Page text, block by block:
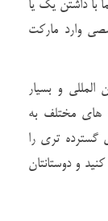
با داشتن یک یا
وارد مارکت
و بسیار
های مختلف به
گسترده تری را
و دوستانتان